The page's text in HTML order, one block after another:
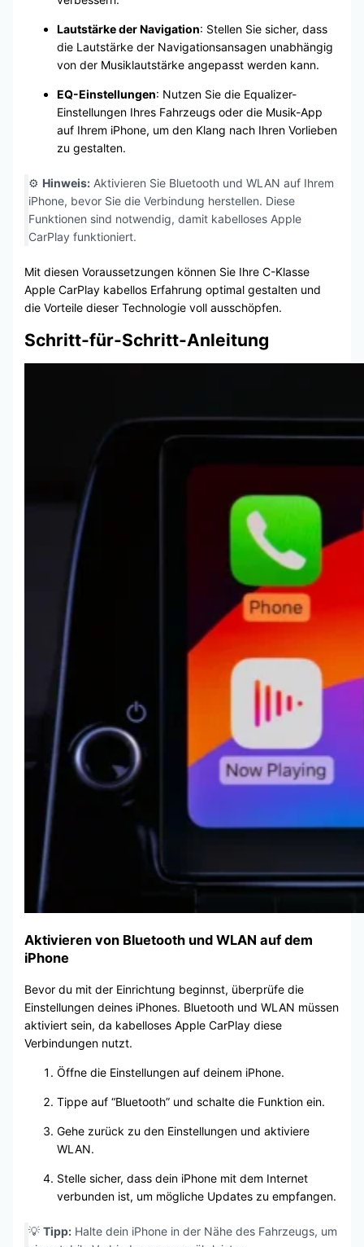
Lautstärke der Navigation: Stellen Sie sicher, dass
die Lautstärke der Navigationsansagen unabhängig
von der Musiklautstärke angepasst werden kann.
EQ-Einstellungen: Nutzen Sie die Equalizer-
Einstellungen Ihres Fahrzeugs oder die Musik-App
auf Ihrem iPhone, um den Klang nach Ihren Vorlieben
zu gestalten.
⚙️ Hinweis:Aktivieren Sie Bluetooth und WLAN auf Ihrem
iPhone, bevor Sie die Verbindung herstellen. Diese
Funktionen sind notwendig, damit kabelloses Apple
CarPlay funktioniert.
Mit diesen Voraussetzungen können Sie Ihre C-Klasse
Apple CarPlay kabellos Erfahrung optimal gestalten und
die Vorteile dieser Technologie voll ausschöpfen.
Schritt-für-Schritt-Anleitung
Aktivieren von Bluetooth und WLAN auf dem
iPhone
Bevor du mit der Einrichtung beginnst, überprüfe die
Einstellungen deines iPhones. Bluetooth und WLAN müssen
aktiviert sein, da kabelloses Apple CarPlay diese
Verbindungen nutzt.
Öffne die Einstellungen auf deinem iPhone.
Tippe auf “Bluetooth” und schalte die Funktion ein.
Gehe zurück zu den Einstellungen und aktiviere
WLAN.
Stelle sicher, dass dein iPhone mit dem Internet
verbunden ist, um mögliche Updates zu empfangen.
💡 Tipp:Halte dein iPhone in der Nähe des Fahrzeugs, um